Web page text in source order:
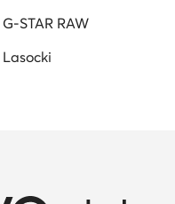
G-STAR RAW
Lasocki